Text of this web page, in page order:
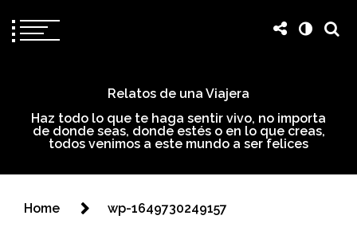
Relatos de una Viajera
Haz todo lo que te haga sentir vivo, no importa
de donde seas, donde estés o en lo que creas,
todos venimos a este mundo a ser felices
Home wp-1649730249157